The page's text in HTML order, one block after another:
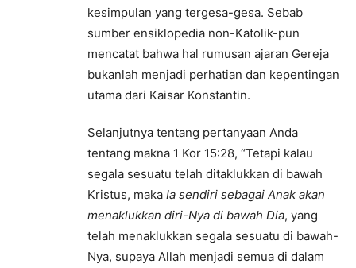
kesimpulan yang tergesa-gesa. Sebab
sumber ensiklopedia non-Katolik-pun
mencatat bahwa hal rumusan ajaran Gereja
bukanlah menjadi perhatian dan kepentingan
utama dari Kaisar Konstantin.
Selanjutnya tentang pertanyaan Anda
tentang makna 1 Kor 15:28, “Tetapi kalau
segala sesuatu telah ditaklukkan di bawah
Kristus, maka Ia sendiri sebagai Anak akan
menaklukkan diri-Nya di bawah Dia, yang
telah menaklukkan segala sesuatu di bawah-
Nya, supaya Allah menjadi semua di dalam